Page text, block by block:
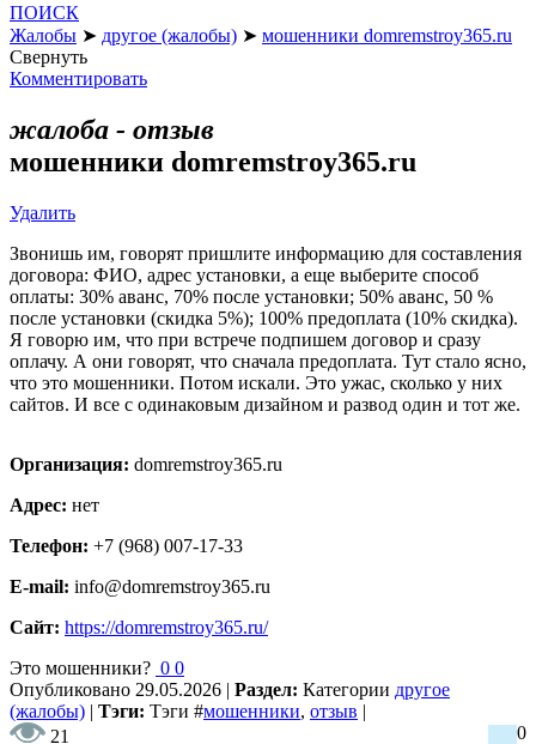
ПОИСК
Жалобы ➤ другое (жалобы) ➤ мошенники domremstroy365.ru
Свернуть
Комментировать
жалоба - отзыв
мошенники domremstroy365.ru
Удалить
Звонишь им, говорят пришлите информацию для составления
договора: ФИО, адрес установки, а еще выберите способ
оплаты: 30% аванс, 70% после установки; 50% аванс, 50 %
после установки (скидка 5%); 100% предоплата (10% скидка).
Я говорю им, что при встрече подпишем договор и сразу
оплачу. А они говорят, что сначала предоплата. Тут стало ясно,
что это мошенники. Потом искали. Это ужас, сколько у них
сайтов. И все с одинаковым дизайном и развод один и тот же.
Организация: domremstroy365.ru
Адрес: нет
Телефон: +7 (968) 007-17-33
E-mail: info@domremstroy365.ru
Сайт: https://domremstroy365.ru/
Это мошенники? 0 0
Опубликовано 29.05.2026 | Раздел: Категории другое
(жалобы) | Тэги: Тэги #мошенники, отзыв |
21
0